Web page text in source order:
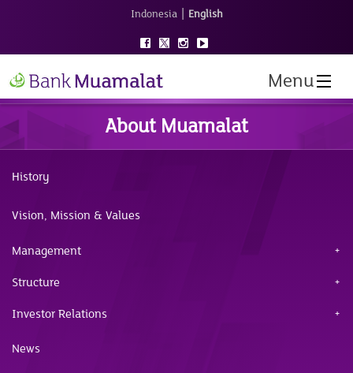
Indonesia | English
Menu
About Muamalat
History
Vision, Mission & Values
Management
Structure
Investor Relations
News